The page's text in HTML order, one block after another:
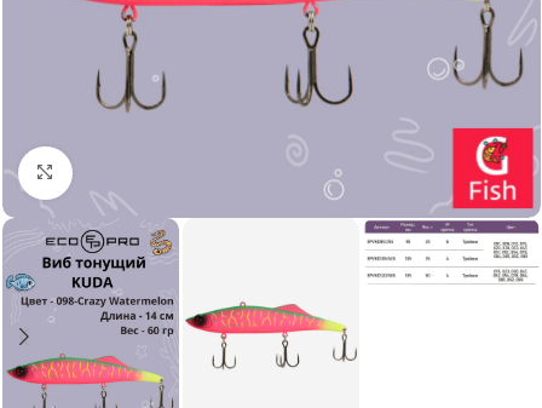
Нажмите, чтобы увеличить